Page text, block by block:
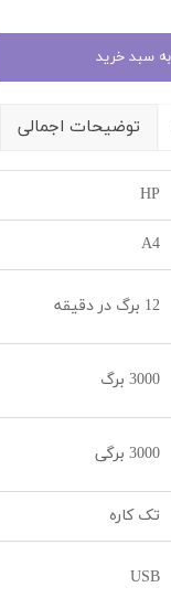
سبد خرید
توضیحات اجمالی
HP
A4
12 برگ در دقیقه
3000 برگ
3000 برگی
تک کاره
USB